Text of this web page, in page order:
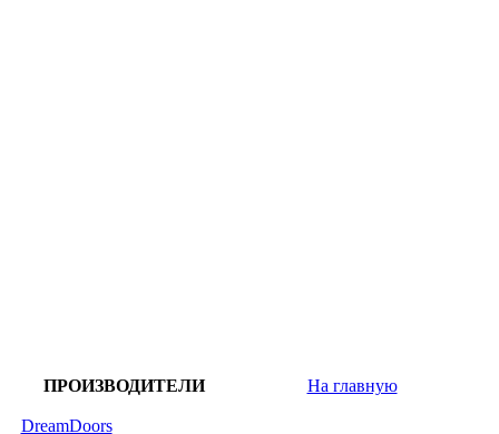
ПРОИЗВОДИТЕЛИ
DreamDoors
На главную